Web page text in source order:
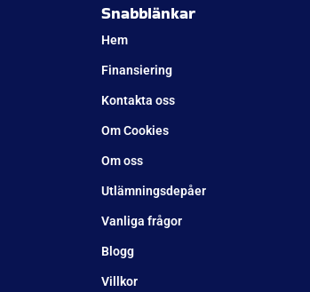
Snabblänkar
Hem
Finansiering
Kontakta oss
Om Cookies
Om oss
Utlämningsdepåer
Vanliga frågor
Blogg
Villkor